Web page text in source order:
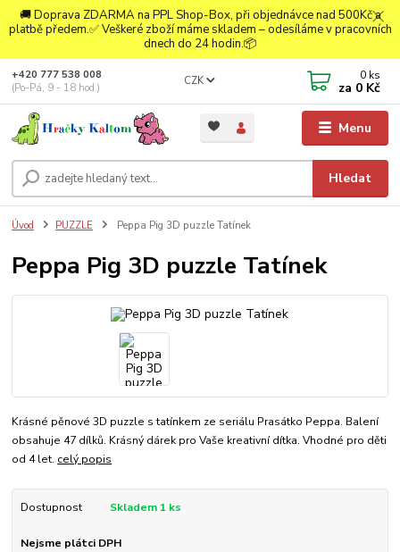
🚚 Doprava ZDARMA na PPL Shop-Box, při objednávce nad 500Kč a
platbě předem.✅ Veškeré zboží máme skladem – odesíláme v pracovních
dnech do 24 hodin.📦
Menu
CZK
Hledat
+420 777 538 008
(Po-Pá, 9 - 18 hod.)
0 ks
za 0 Kč
Úvod PUZZLE Peppa Pig 3D puzzle Tatínek
Peppa Pig 3D puzzle Tatínek
Krásné pěnové 3D puzzle s tatínkem ze seriálu Prasátko Peppa. Balení
obsahuje 47 dílků. Krásný dárek pro Vaše kreativní dítka. Vhodné pro děti
od 4 let. celý popis
Dostupnost Skladem 1 ks
Nejsme plátci DPH